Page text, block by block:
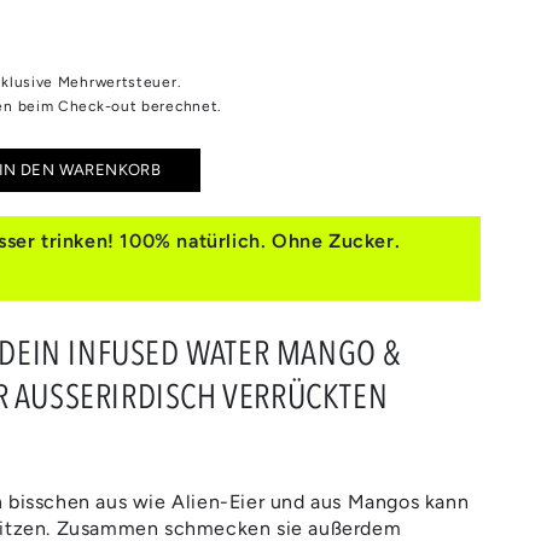
Mehrwertsteuer.
beim Check-out berechnet.
IN DEN WARENKORB
trinken! 100% natürlich. Ohne Zucker.
INFUSED WATER MANGO &
AUSSERIRDISCH VERRÜCKTEN
bisschen aus wie Alien-Eier und aus Mangos kann
Zusammen schmecken sie außerdem